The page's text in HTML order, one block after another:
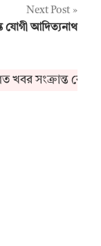
Next Post
যোগী আদিত্যনাথ
খবর সংক্রান্ত